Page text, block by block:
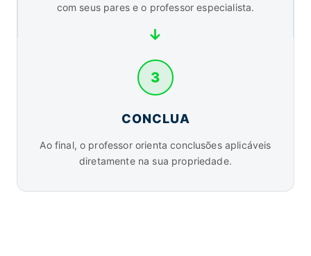
com seus pares e o professor especialista.
3
CONCLUA
Ao final, o professor orienta conclusões aplicáveis
diretamente na sua propriedade.